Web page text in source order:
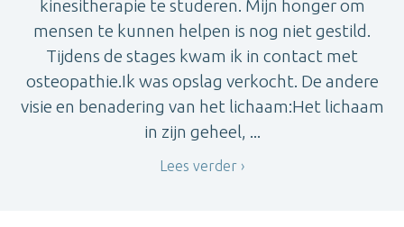
kinesitherapie te studeren. Mijn honger om
mensen te kunnen helpen is nog niet gestild.
Tijdens de stages kwam ik in contact met
osteopathie.Ik was opslag verkocht. De andere
visie en benadering van het lichaam:Het lichaam
in zijn geheel, ...
Lees verder